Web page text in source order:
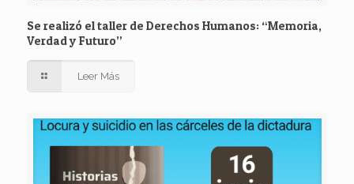
Se realizó el taller de Derechos Humanos: “Memoria,
Verdad y Futuro”
Leer Más